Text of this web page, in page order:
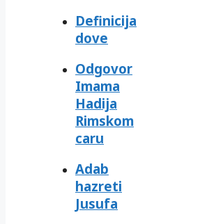
Definicija
dove
Odgovor
Imama
Hadija
Rimskom
caru
Adab
hazreti
Jusufa